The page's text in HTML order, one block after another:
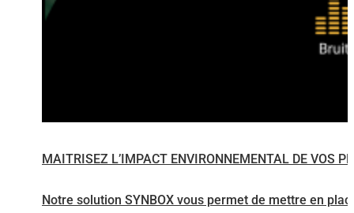
MAITRISEZ L’IMPACT ENVIRONNEMENTAL DE VOS
Notre solution SYNBOX vous permet de mettre en